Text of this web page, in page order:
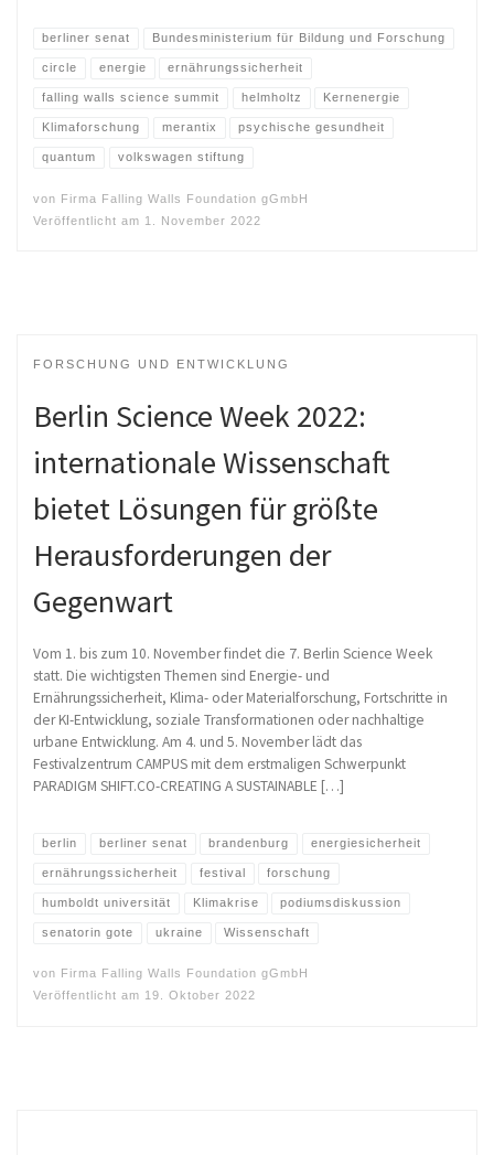
berliner senat Bundesministerium für Bildung und Forschung
circle energie ernährungssicherheit
falling walls science summit helmholtz Kernenergie
Klimaforschung merantix psychische gesundheit
quantum volkswagen stiftung
von Firma Falling Walls Foundation gGmbH
Veröffentlicht am 1. November 2022
FORSCHUNG UND ENTWICKLUNG
Berlin Science Week 2022:
internationale Wissenschaft
bietet Lösungen für größte
Herausforderungen der
Gegenwart
Vom 1. bis zum 10. November findet die 7. Berlin Science Week
statt. Die wichtigsten Themen sind Energie- und
Ernährungssicherheit, Klima- oder Materialforschung, Fortschritte in
der KI-Entwicklung, soziale Transformationen oder nachhaltige
urbane Entwicklung. Am 4. und 5. November lädt das
Festivalzentrum CAMPUS mit dem erstmaligen Schwerpunkt
PARADIGM SHIFT.CO-CREATING A SUSTAINABLE […]
berlin berliner senat brandenburg energiesicherheit
ernährungssicherheit festival forschung
humboldt universität Klimakrise podiumsdiskussion
senatorin gote ukraine Wissenschaft
von Firma Falling Walls Foundation gGmbH
Veröffentlicht am 19. Oktober 2022